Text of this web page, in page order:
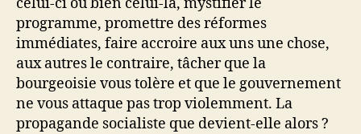
programme, promettre des réformes
immédiates, faire accroire aux uns une chose,
aux autres le contraire, tâcher que la
bourgeoisie vous tolère et que le gouvernement
ne vous attaque pas trop violemment. La
propagande socialiste que devient-elle alors ?